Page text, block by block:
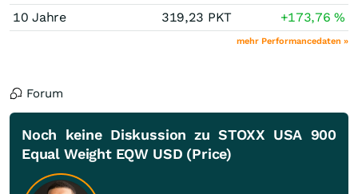
10 Jahre
319,23 PKT +173,76%
mehr Performancedaten »
Forum
Noch keine Diskussion zu STOXX USA 900
Equal Weight EQW USD (Price)